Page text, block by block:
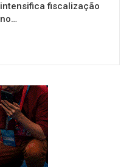
intensifica fiscalização
no…